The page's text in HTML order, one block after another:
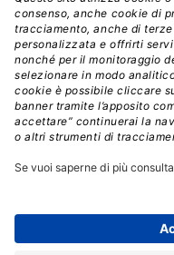
Gli sviluppatori
sfruttano le
utilizzando gli stessi
sulle altre piattaforme
RealityKit, ARKit e
consentono agli
che abbracciano uno
mostrare contenuti 3D